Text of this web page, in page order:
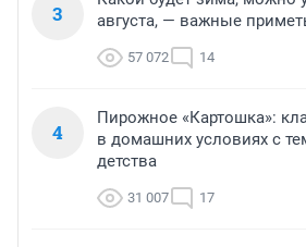
3
августа, — важные
57 072 14
4
Пирожное «Картошка»:
в домашних условиях с
детства
31 007 17